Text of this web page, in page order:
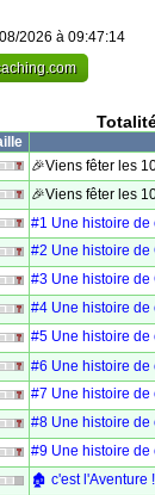
2026 à 09:47:14
🎉Viens fêter les
🎉Viens fêter les
#1 Une histoire de
#2 Une histoire de
#3 Une histoire de
#4 Une histoire de
#5 Une histoire
#6 Une histoire de
#7 Une histoire
#8 Une histoire
#9 Une histoire de
🏚️ c'est l'Aventure